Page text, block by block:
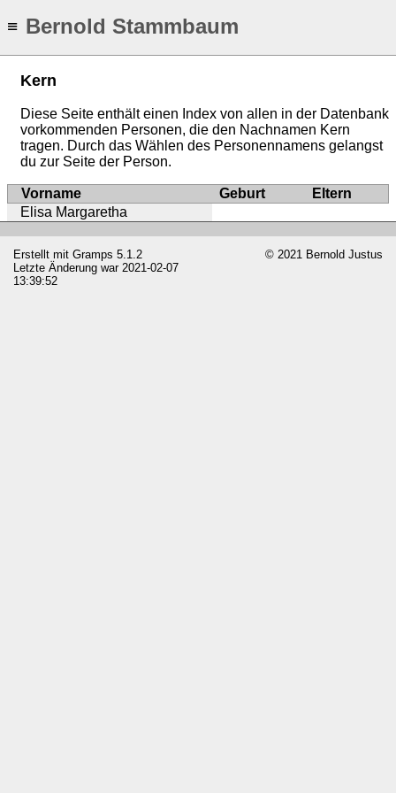
≡ Bernold Stammbaum
Kern
Diese Seite enthält einen Index von allen in der Datenbank
vorkommenden Personen, die den Nachnamen Kern
tragen. Durch das Wählen des Personennamens gelangst
du zur Seite der Person.
Vorname Geburt
Eltern
Elisa Margaretha
Erstellt mit Gramps 5.1.2
Letzte Änderung war 2021-02-07
13:39:52
© 2021 Bernold Justus